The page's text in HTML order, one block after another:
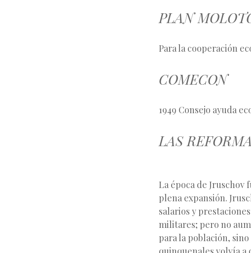
PLAN
Para la cooperación
COMECON
1949 Consejo ayuda
LAS
La época de Jruschov
plena expansión.
salarios y
militares; pero no
para la población,